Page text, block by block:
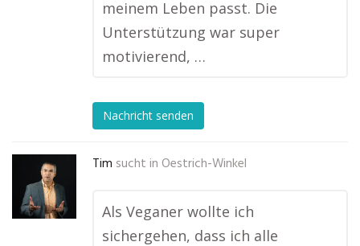
meinem Leben passt. Die
Unterstützung war super
motivierend, …
Nachricht senden
Tim sucht in Oestrich-Winkel
Als Veganer wollte ich
sichergehen, dass ich alle